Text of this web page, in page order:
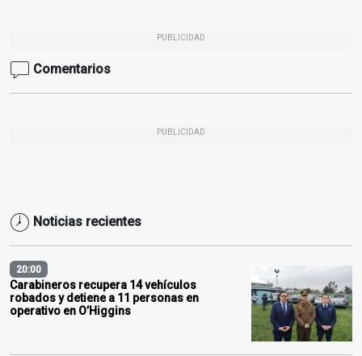
PUBLICIDAD
Comentarios
PUBLICIDAD
Noticias recientes
20:00
Carabineros recupera 14 vehículos
robados y detiene a 11 personas en
operativo en O’Higgins